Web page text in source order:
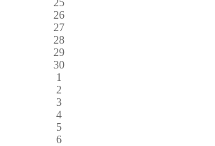
26
27
28
29
30
1
2
3
4
5
6